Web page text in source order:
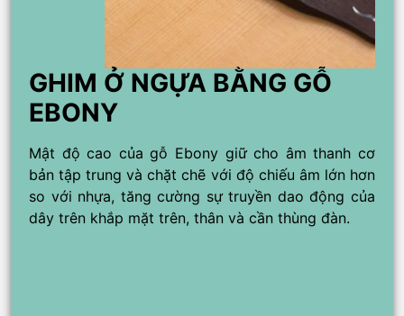
GHIM Ở NGỰA BẰNG GỖ
EBONY
Mật độ cao của gỗ Ebony giữ cho âm thanh cơ
bản tập trung và chặt chẽ với độ chiếu âm lớn hơn
so với nhựa, tăng cường sự truyền dao động của
dây trên khắp mặt trên, thân và cần thùng đàn.